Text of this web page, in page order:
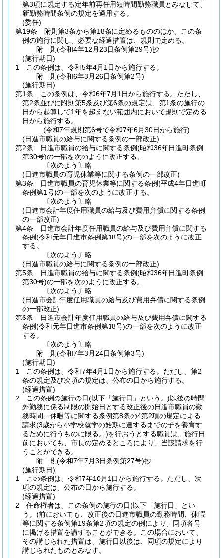
第3項に規定する定年前再任用短時間勤務職員とみなして、
新勤務時間条例の規定を適用する。
(委任)
第19条
附則第3条から第18条に定めるもののほか、この条
例の施行に関し、必要な経過措置は、規則で定める。
附 則(令和4年12月23日条例第29号)抄
(施行期日)
1
この条例は、令和5年4月1日から施行する。
附 則(令和6年3月26日条例第2号)
(施行期日)
第1条
この条例は、令和6年7月1日から施行する。 ただし、
第2条並びに附則第5条及び第6条の規定は、第1条の施行の
日から起算して1年を超えない範囲内において規則で定める
日から施行する。
(令和7年規則第6号で令和7年6月30日から施行)
(日進市職員の給与に関する条例の一部改正)
第2条
日進市職員の給与に関する条例(昭和36年日進町条例
第30号)の一部を次のように改正する。
〔次のよう〕略
(日進市職員の育児休業等に関する条例の一部改正)
第3条
日進市職員の育児休業等に関する条例(平成4年日進町
条例第1号)の一部を次のように改正する。
〔次のよう〕略
(日進市会計年度任用職員の給与及び費用弁償に関する条例
の一部改正)
第4条
日進市会計年度任用職員の給与及び費用弁償に関する
条例(令和元年日進市条例第18号)の一部を次のように改正
する。
〔次のよう〕略
(日進市職員の給与に関する条例の一部改正)
第5条
日進市職員の給与に関する条例(昭和36年日進町条例
第30号)の一部を次のように改正する。
〔次のよう〕略
(日進市会計年度任用職員の給与及び費用弁償に関する条例
の一部改正)
第6条
日進市会計年度任用職員の給与及び費用弁償に関する
条例(令和元年日進市条例第18号)の一部を次のように改正
する。
〔次のよう〕略
附 則(令和7年3月24日条例第3号)
(施行期日)
1
この条例は、令和7年4月1日から施行する。 ただし、第2
条の規定及び次項の規定は、公布の日から施行する。
(経過措置)
2
この条例の施行の日(以下「施行日」という。)以後の時間
外勤務に係る制限の開始日とする改正後の日進市職員の勤
務時間、休暇等に関する条例第8条の4第2項の規定による
請求(3歳から小学校就学の始期に達するまでの子を養育す
るために行うものに限る。)を行おうとする職員は、施行日
前においても、市長の定めるところにより、当該請求を行
うことができる。
附 則(令和7年7月3日条例第27号)抄
(施行期日)
1
この条例は、令和7年10月1日から施行する。 ただし、次
項の規定は、公布の日から施行する。
(経過措置)
2
任命権者は、この条例の施行の日(以下「施行日」とい
う。)前においても、改正後の日進市職員の勤務時間、休暇
等に関する条例第19条第2項の規定の例により、同項各号
に掲げる措置を講ずることができる。
この場合において、
その講じられた措置は、施行日以後は、同項の規定により
講じられたものとみなす。